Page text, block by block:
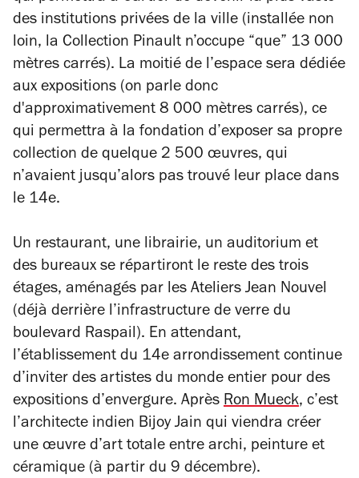
des institutions privées de la ville (installée non
loin, la Collection Pinault n’occupe “que” 13 000
mètres carrés). La moitié de l’espace sera dédiée
aux expositions (on parle donc
d'approximativement 8 000 mètres carrés), ce
qui permettra à la fondation d’exposer sa propre
collection de quelque 2 500 œuvres, qui
n’avaient jusqu’alors pas trouvé leur place dans
le 14e.
Un restaurant, une librairie, un auditorium et
des bureaux se répartiront le reste des trois
étages, aménagés par les Ateliers Jean Nouvel
(déjà derrière l’infrastructure de verre du
boulevard Raspail). En attendant,
l’établissement du 14e arrondissement continue
d’inviter des artistes du monde entier pour des
expositions d’envergure. Après Ron Mueck, c’est
l’architecte indien Bijoy Jain qui viendra créer
une œuvre d’art totale entre archi, peinture et
céramique (à partir du 9 décembre).